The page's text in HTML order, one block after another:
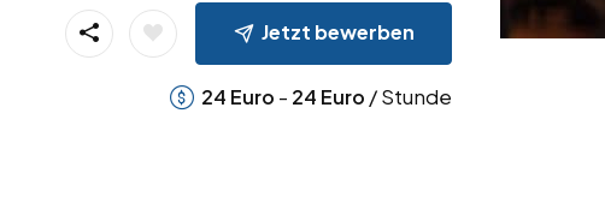
Jetzt bewerben
24 Euro - 24 Euro / Stunde